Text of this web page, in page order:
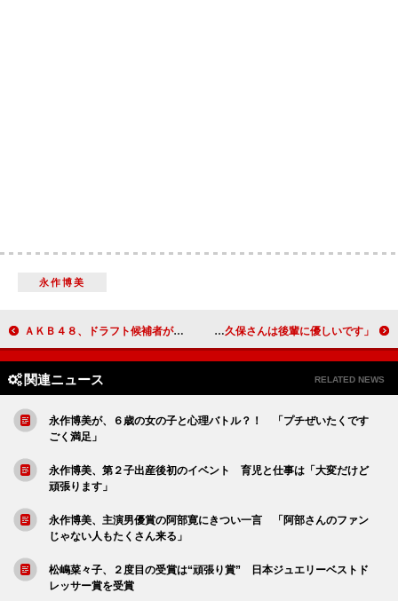
永作博美
ＡＫＢ４８、ドラフト候補者が劇場お披露目 ４劇場に分かれ「会いたかった」を披露 壇蜜、大久保佳代子との確執について語る 「大久保さんは後輩に優しいです」
関連ニュース RELATED NEWS
永作博美が、６歳の女の子と心理バトル？！ 「プチぜいたくです
ごく満足」
永作博美、第２子出産後初のイベント 育児と仕事は「大変だけど
頑張ります」
永作博美、主演男優賞の阿部寛にきつい一言 「阿部さんのファン
じゃない人もたくさん来る」
松嶋菜々子、２度目の受賞は“頑張り賞” 日本ジュエリーベストド
レッサー賞を受賞